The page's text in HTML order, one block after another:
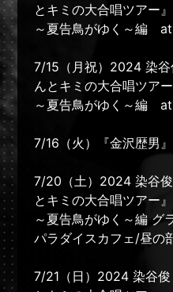
とキミの大合唱ツアー』
～夏告鳥がゆく～編
7/15（月祝）2024 染谷
んとキミの大合唱ツアー
～夏告鳥がゆく～編
7/16（火）『金沢歴男』
7/20（土）2024 染谷
とキミの大合唱ツアー』
～夏告鳥がゆく～編
パラダイスカフェ/昼の
7/21（日）2024 染谷